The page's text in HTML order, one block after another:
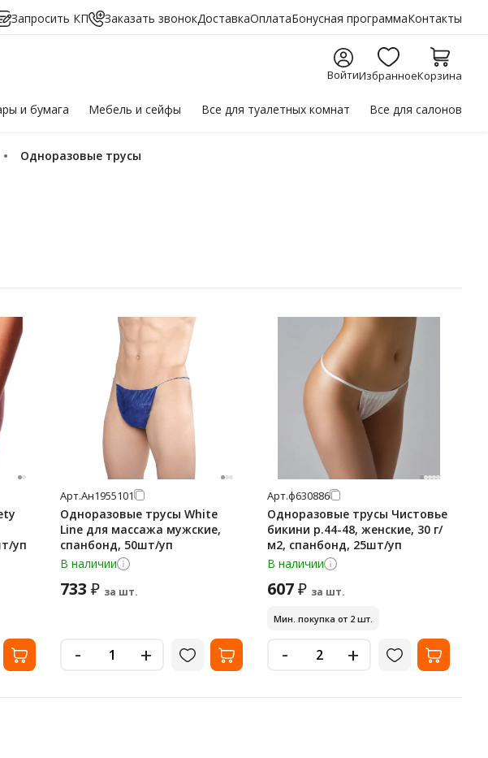
Запросить КП Заказать звонокДоставкаОплатаБонусная программаКонтакты
ВойтиИзбранноеКорзина
и бумага Мебельи сейфы Все для туалетных комнат Все для салонов
Одноразовые трусы
уп
Арт.Ан1955101
Одноразовые трусы White
Line для массажа мужские,
спанбонд, 50шт/уп
В наличии
733 ₽ за шт.
- +
Арт.ф630886
Одноразовые трусы Чистовье
бикини р.44-48, женские, 30 г/
м2, спанбонд, 25шт/уп
В наличии
607₽ за шт.
Мин. покупка от 2 шт.
- +